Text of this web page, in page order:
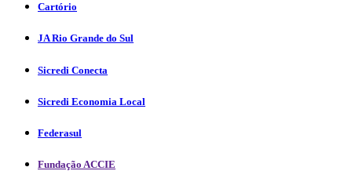
Cartório
JA Rio Grande do Sul
Sicredi Conecta
Sicredi Economia Local
Federasul
Fundação ACCIE